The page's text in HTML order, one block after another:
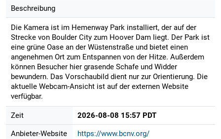
Beschreibung
Die Kamera ist im Hemenway Park installiert, der auf der
Strecke von Boulder City zum Hoover Dam liegt. Der Park ist
eine grüne Oase an der Wüstenstraße und bietet einen
angenehmen Ort zum Entspannen von der Hitze. Außerdem
können Besucher hier grasende Schafe und Widder
bewundern. Das Vorschaubild dient nur zur Orientierung. Die
aktuelle Webcam-Ansicht ist auf der externen Website
verfügbar.
Zeit 2026-08-08 15:57 PDT
Anbieter-Website https://www.bcnv.org/